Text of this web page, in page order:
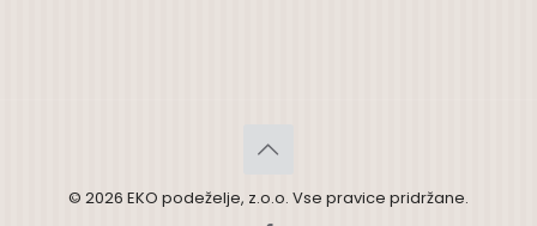
© 2026 EKO podeželje, z.o.o. Vse pravice pridržane.